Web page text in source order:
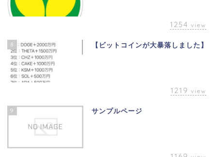
1254 view
8 【ビットコインが大暴落しました】
1219 view
9 サンプルページ